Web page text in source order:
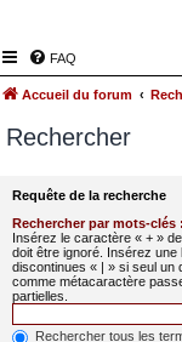
FAQ
Accueil du forum
Rechercher
Requête de la recherche
Rechercher par mots-clés :
Insérez le caractère « + »
doit être ignoré. Insérez
discontinues « | » si seul un
comme métacaractère
partielles.
Rechercher tous les